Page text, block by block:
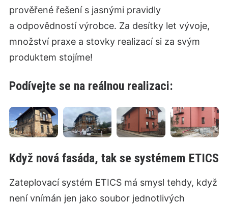
prověřené řešení s jasnými pravidly
a odpovědností výrobce. Za desítky let vývoje,
množství praxe a stovky realizací si za svým
produktem stojíme!
Podívejte se na reálnou realizaci:
Když nová fasáda, tak se systémem ETICS
Zateplovací systém ETICS má smysl tehdy, když
není vnímán jen jako soubor jednotlivých